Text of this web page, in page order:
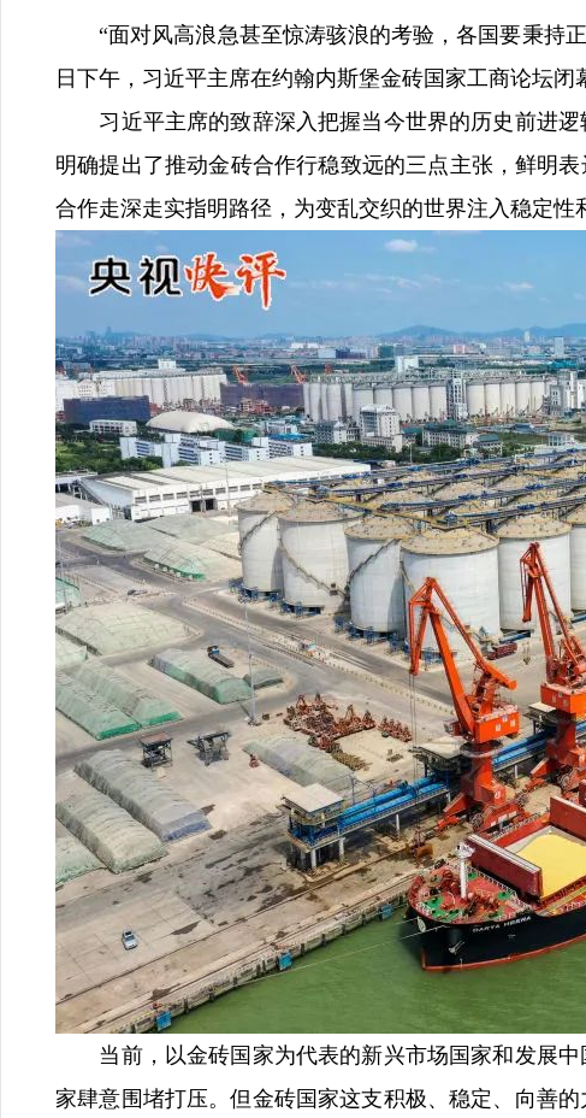
“面对风高浪急甚至惊涛骇浪的考验，各国要秉持正
日下午，习近平主席在约翰内斯堡金砖国家工商论坛
习近平主席的致辞深入把握当今世界的历史前进逻
明确提出了推动金砖合作行稳致远的三点主张，鲜明
合作走深走实指明路径，为变乱交织的世界注入稳定
当前，以金砖国家为代表的新兴市场国家和发展中
家肆意围堵打压。但金砖国家这支积极、稳定、向善